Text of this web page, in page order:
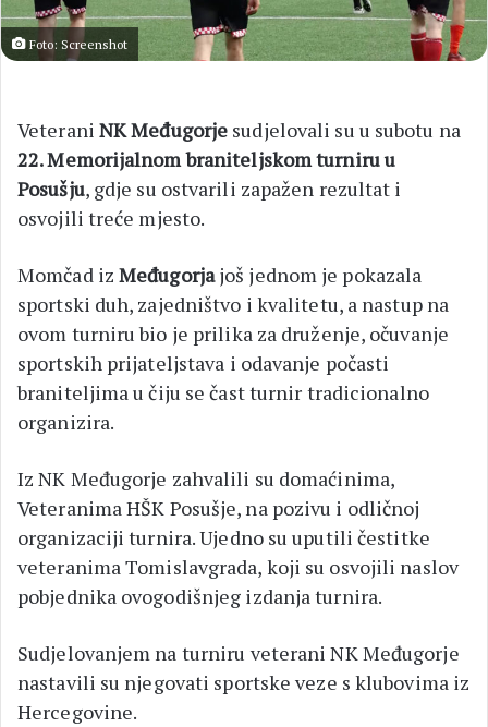
Foto: Screenshot
Veterani NK Međugorje sudjelovali su u subotu na
22. Memorijalnom braniteljskom turniru u
Posušju, gdje su ostvarili zapažen rezultat i
osvojili treće mjesto.
Momčad iz Međugorjajoš jednom je pokazala
sportski duh, zajedništvo i kvalitetu, a nastup na
ovom turniru bio je prilika za druženje, očuvanje
sportskih prijateljstava i odavanje počasti
braniteljima u čiju se čast turnir tradicionalno
organizira.
Iz NK Međugorje zahvalili su domaćinima,
Veteranima HŠK Posušje, na pozivu i odličnoj
organizaciji turnira. Ujedno su uputili čestitke
veteranima Tomislavgrada, koji su osvojili naslov
pobjednika ovogodišnjeg izdanja turnira.
Sudjelovanjem na turniru veterani NK Međugorje
nastavili su njegovati sportske veze s klubovima iz
Hercegovine.